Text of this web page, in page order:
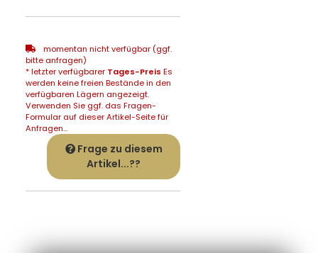
momentan nicht verfügbar (ggf.
bitte anfragen)
* letzter verfügbarer Tages-Preis Es
werden keine freien Bestände in den
verfügbaren Lägern angezeigt.
Verwenden Sie ggf. das Fragen-
Formular auf dieser Artikel-Seite für
Anfragen...
Frage zu diesem
Artikel...??